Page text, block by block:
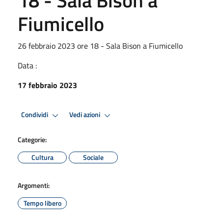
Fiumicello
26 febbraio 2023 ore 18 - Sala Bison a Fiumicello
Data :
17 febbraio 2023
Condividi Vedi azioni
Categorie:
Cultura
Sociale
Argomenti:
Tempo libero